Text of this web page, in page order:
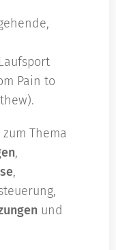
Pain to
Thema
,
,
und